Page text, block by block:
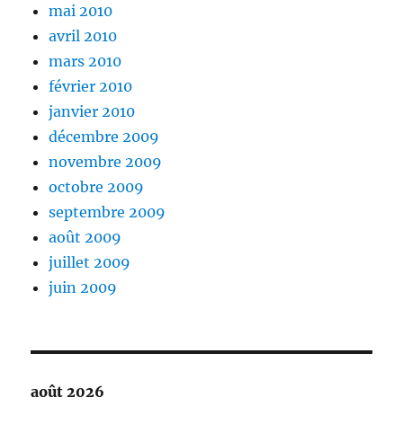
mai 2010
avril 2010
mars 2010
février 2010
janvier 2010
décembre 2009
novembre 2009
octobre 2009
septembre 2009
août 2009
juillet 2009
juin 2009
août 2026